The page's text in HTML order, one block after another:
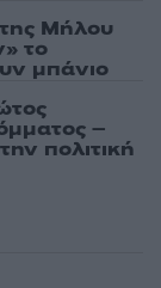
Μήλου
το
μπάνιο
–
πολιτική